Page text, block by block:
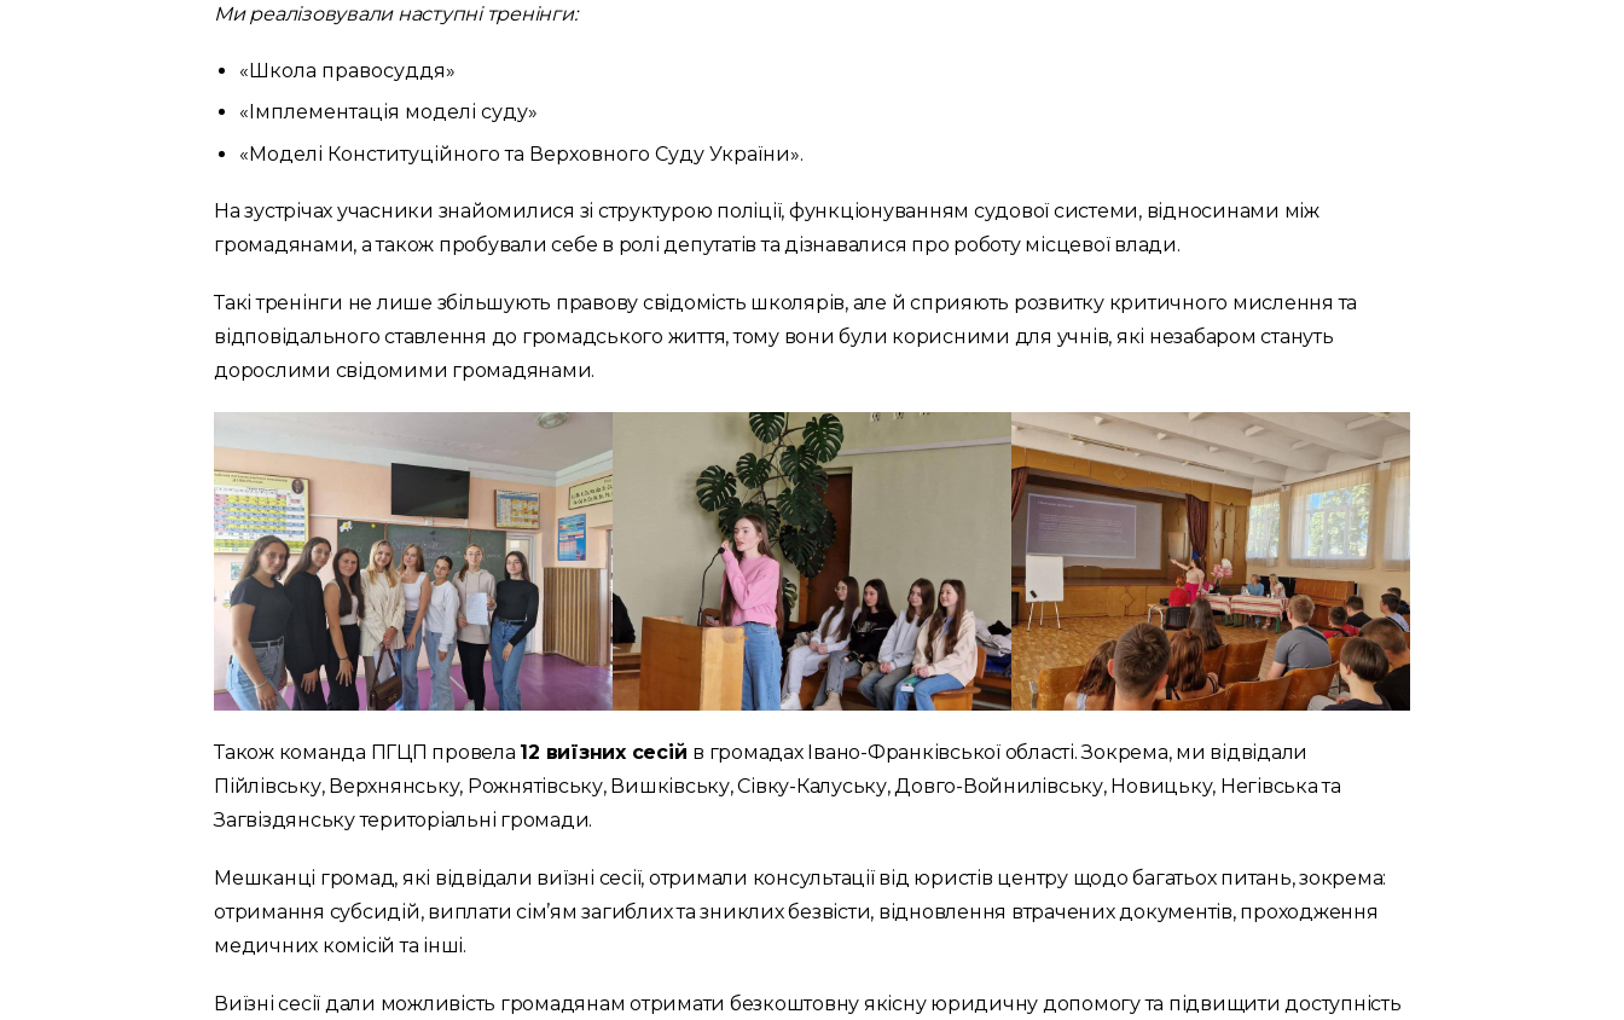
Ми реалізовували наступні тренінги:
«Школа правосуддя»
«Імплементація моделі суду»
«Моделі Конституційного та Верховного Суду України».
На зустрічах учасники знайомилися зі структурою поліції, функціонуванням судової системи, відносинами між
громадянами, а також пробували себе в ролі депутатів та дізнавалися про роботу місцевої влади.
Такі тренінги не лише збільшують правову свідомість школярів, але й сприяють розвитку критичного мислення та
відповідального ставлення до громадського життя, тому вони були корисними для учнів, які незабаром стануть
дорослими свідомими громадянами.
Також команда ПГЦП провела 12 виїзних сесій в громадах Івано-Франківської області. Зокрема, ми відвідали
Пійлівську, Верхнянську, Рожнятівську, Вишківську, Сівку-Калуську, Довго-Войнилівську, Новицьку, Негівська та
Загвіздянську територіальні громади.
Мешканці громад, які відвідали виїзні сесії, отримали консультації від юристів центру щодо багатьох питань, зокрема:
отримання субсидій, виплати сім’ям загиблих та зниклих безвісти, відновлення втрачених документів, проходження
медичних комісій та інші.
Виїзні сесії дали можливість громадянам отримати безкоштовну якісну юридичну допомогу та підвищити доступність